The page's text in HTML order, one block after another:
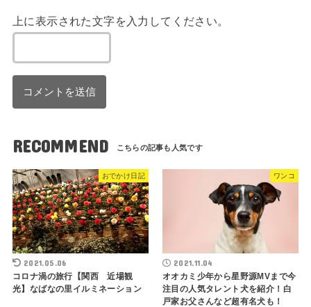
上に表示された文字を入力してください。
RECOMMEND
おでかけ日記
2021.05.06
コロナ渦の旅行【関西 近場観
光】なばなの里イルミネーション
ワンコ
2021.11.04
オオカミ少年から星野源MVまで今
注目の人気タレント犬を紹介！白
戸家お父さんなど超有名犬も！